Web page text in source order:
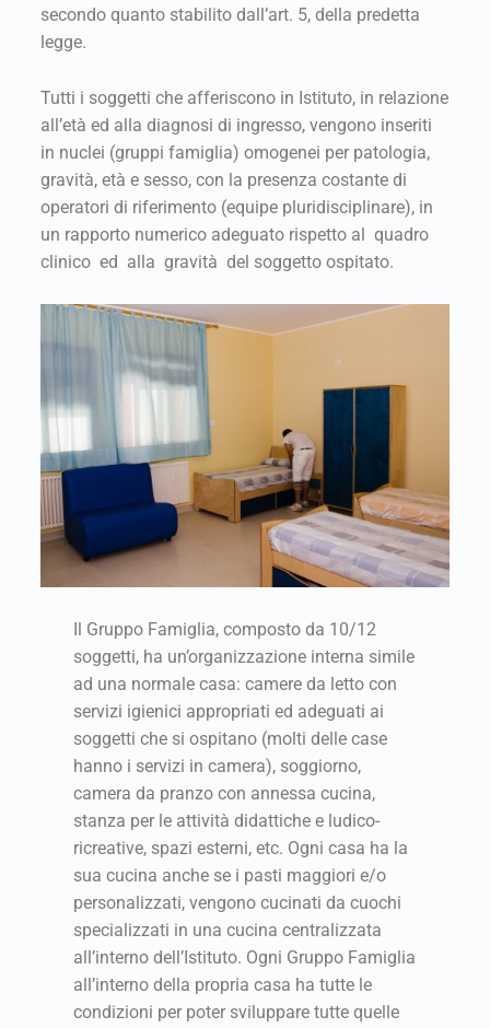
secondo quanto stabilito dall’art. 5, della predetta
legge.
Tutti i soggetti che afferiscono in Istituto, in relazione
all’età ed alla diagnosi di ingresso, vengono inseriti
in nuclei (gruppi famiglia) omogenei per patologia,
gravità, età e sesso, con la presenza costante di
operatori di riferimento (equipe pluridisciplinare), in
un rapporto numerico adeguato rispetto al quadro
clinico ed alla gravità del soggetto ospitato.
Il Gruppo Famiglia, composto da 10/12
soggetti, ha un’organizzazione interna simile
ad una normale casa: camere da letto con
servizi igienici appropriati ed adeguati ai
soggetti che si ospitano (molti delle case
hanno i servizi in camera), soggiorno,
camera da pranzo con annessa cucina,
stanza per le attività didattiche e ludico-
ricreative, spazi esterni, etc. Ogni casa ha la
sua cucina anche se i pasti maggiori e/o
personalizzati, vengono cucinati da cuochi
specializzati in una cucina centralizzata
all’interno dell’Istituto. Ogni Gruppo Famiglia
all’interno della propria casa ha tutte le
condizioni per poter sviluppare tutte quelle